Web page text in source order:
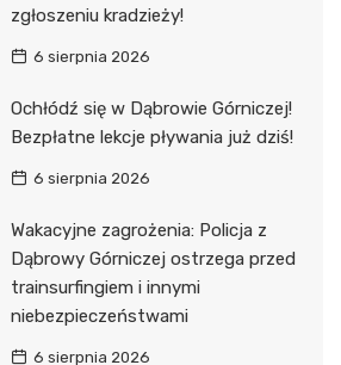
zgłoszeniu kradzieży!
6 sierpnia 2026
Ochłódź się w Dąbrowie Górniczej!
Bezpłatne lekcje pływania już dziś!
6 sierpnia 2026
Wakacyjne zagrożenia: Policja z
Dąbrowy Górniczej ostrzega przed
trainsurfingiem i innymi
niebezpieczeństwami
6 sierpnia 2026